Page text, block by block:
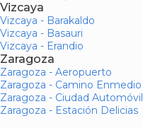
Vizcaya
Vizcaya - Barakaldo
Vizcaya - Basauri
Vizcaya - Erandio
Zaragoza
Zaragoza - Aeropuerto
Zaragoza - Camino Enmedio
Zaragoza - Ciudad Automóvil
Zaragoza - Estación Delicias